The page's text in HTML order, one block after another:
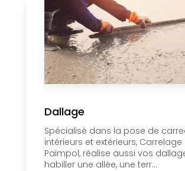
Dallage
Spécialisé dans la pose de
intérieurs et extérieurs, Carrelage
Paimpol, réalise aussi vos
habiller une allée, une terr...